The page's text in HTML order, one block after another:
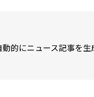
的にニュース記事を